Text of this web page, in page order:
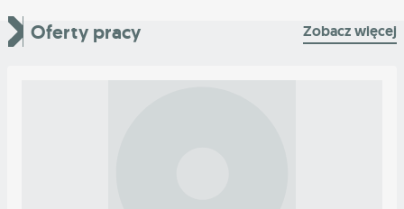
Oferty pracy Zobacz więcej